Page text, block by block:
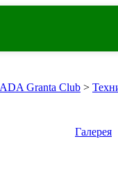
Granta Club >
Галерея